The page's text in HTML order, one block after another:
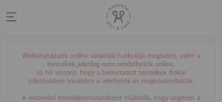
Webáruházunk online vásárlási funkciója megszűnt, ezért a
termékek jelenleg nem rendelhetők online.
Jó hír viszont, hogy a bemutatott termékek fizikai
üzletünkben továbbra is elérhetők és megvásárolhatók.
A weboldal termékbemutatóként működik, hogy segítsen a